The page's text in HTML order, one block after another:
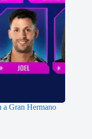
a Gran Hermano